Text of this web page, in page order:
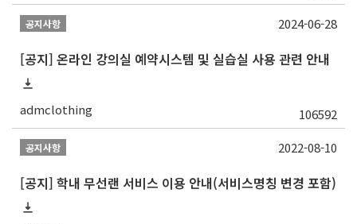
공지사항
[공지] 온라인 강의실 예약시스템 및 실습실 사용 관련 안내
admclothing 106592
2024-06-28
공지사항
[공지] 학내 무선랜 서비스 이용 안내(서비스명칭 변경 포함)
2022-08-10